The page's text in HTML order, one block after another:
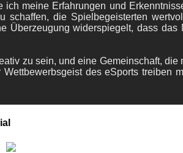
meine Erfahrungen und
die Spielbegeisterten
Überzeugung widerspiegelt, dass
zu sein, und eine Gemeinschaft,
des eSports treiben